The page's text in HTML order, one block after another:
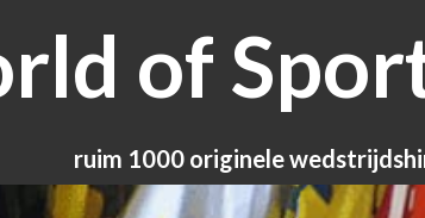
of
ruim 1000 originele